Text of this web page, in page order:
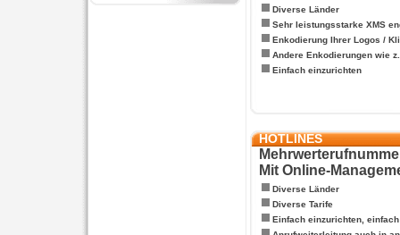
Diverse Länder
Sehr leistungsstarke XMS
Enkodierung Ihrer Logos /
Andere Enkodierungen wie
Einfach einzurichten
HOTLINES
Mit Online-
Diverse Länder
Diverse Tarife
Einfach einzurichten,